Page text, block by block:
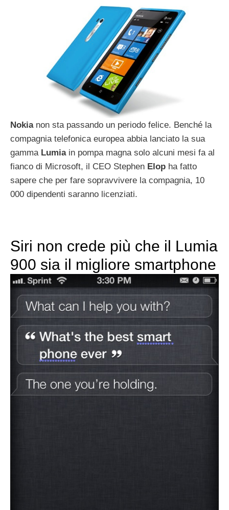
Nokianon sta passando un periodo felice. Benché la
compagnia telefonica europea abbia lanciato la sua
gamma Lumiain pompa magna solo alcuni mesi fa al
fianco di Microsoft, il CEO Stephen Elop ha fatto
sapere che per fare sopravvivere la compagnia, 10
000 dipendenti saranno licenziati.
Siri non crede più che il Lumia
900 sia il migliore smartphone